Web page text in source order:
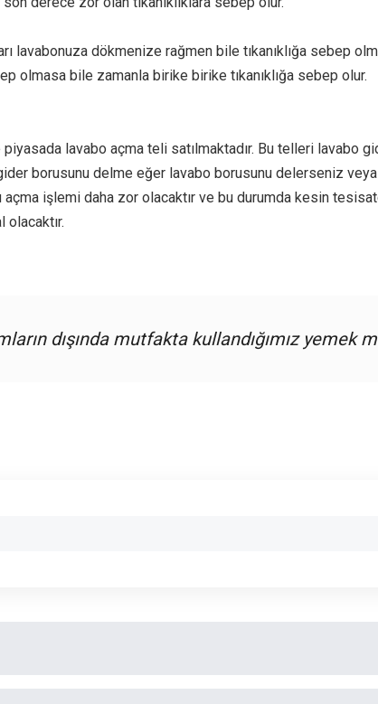
lavabonuza dökmenize rağmen bile tıkanıklığa sebep
olmasa bile zamanla birike birike tıkanıklığa sebep olur.
lavabo açma teli satılmaktadır. Bu telleri
borusunu delme eğer lavabo borusunu delerseniz
açma işlemi daha zor olacaktır ve bu durumda kesin
olacaktır.
dışında mutfakta kullandığımız yemek